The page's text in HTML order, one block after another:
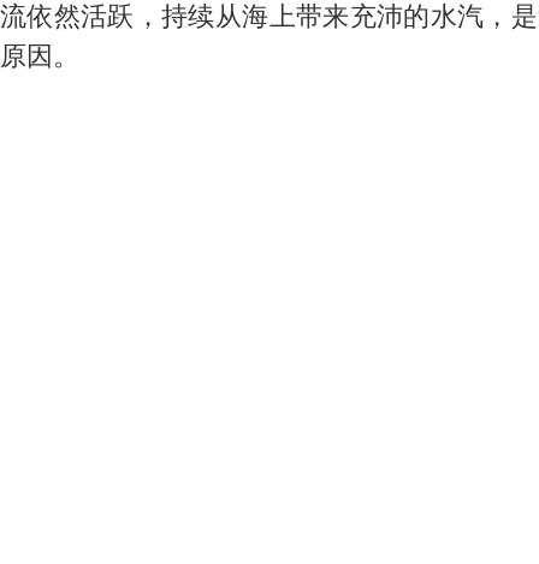
流依然活跃，持续从海上带来充沛的水汽，
原因。